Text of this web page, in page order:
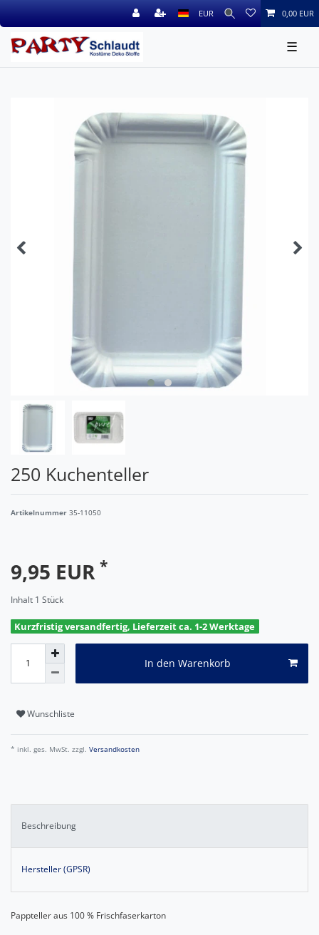
EUR 0,00 EUR
☰
250 Kuchenteller
Artikelnummer 35-11050
9,95 EUR *
Inhalt 1 Stück
Kurzfristig versandfertig, Lieferzeit ca. 1-2 Werktage
In den Warenkorb
Wunschliste
* inkl. ges. MwSt. zzgl. Versandkosten
Beschreibung
Hersteller (GPSR)
Pappteller aus 100 % Frischfaserkarton